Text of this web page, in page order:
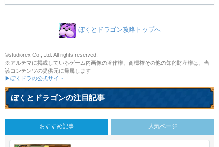
ぼくとドラゴン攻略トップへ
©studiorex Co., Ltd. All rights reserved.
※アルテマに掲載しているゲーム内画像の著作権、商標権その他の知的財産権は、当
該コンテンツの提供元に帰属します
▶ぼくドラの公式サイト
ぼくとドラゴンの注目記事
おすすめ記事 人気ページ